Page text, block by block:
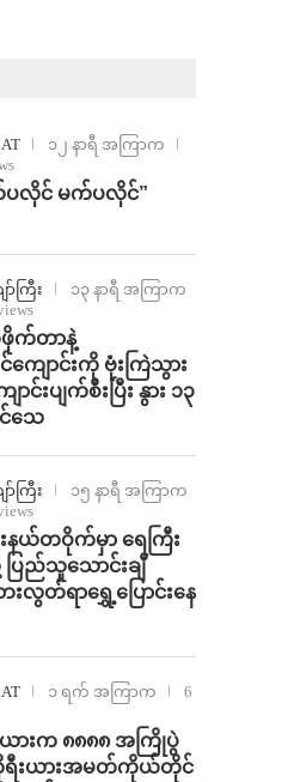
၁၂ နာရီ အကြာက
ပလိုင် မက်ပလိုင်”
ာ်ကြီး
၁၃ နာရီ အကြာက
ဖိုက်တာနဲ့
ကျောင်းကို ဗုံးကြဲသွား
ာင်းပျက်စီးပြီး နွား ၁၃
သေ
ာ်ကြီး
၁၅ နာရီ အကြာက
းနယ်တဝိုက်မှာ ရေကြီး
ြည်သူသောင်းချီ
းလွတ်ရာရွှေ့ပြောင်းနေ
၁ ရက် အကြာက
6
ားက ၈၈၈၈ အကြိုပွဲ
းယားအမတ်ကိုယ်တိုင်